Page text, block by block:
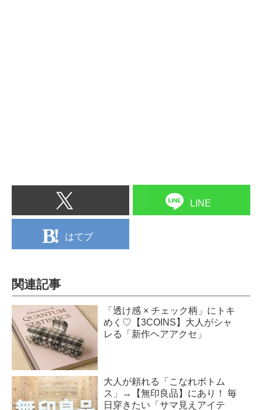
LINE
はてブ
関連記事
「透け感 × チェック柄」にトキ
めく♡【3COINS】大人がシャ
レる「新作ヘアアクセ」
大人が頼れる「こなれボトム
ス」→【無印良品】にあり！ 毎
日穿きたい「サマ見えアイテ